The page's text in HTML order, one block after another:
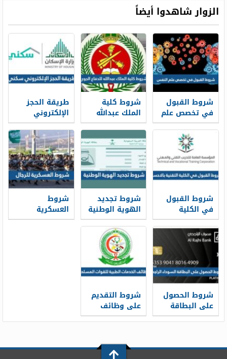
الزوار شاهدوا أيضاً
شروط القبول
في تخصص علم
النفس ونسب
القبول 1448
شروط كلية
الملك عبدالله
للدفاع الجوي
1448 ونسب
القبول
طريقة الحجز
الإلكتروني
سكني 1448
وشروط الحجز
شروط القبول
في الكلية
التقنية بالاحساء
1448 ونسب
القبول
شروط تجديد
الهوية الوطنية
1448 قبل
انتهائها
شروط
العسكرية
للرجال 1448
شروط الحصول
على البطاقة
السوداء
شروط التقديم
على وظائف
الخدمات الطبية